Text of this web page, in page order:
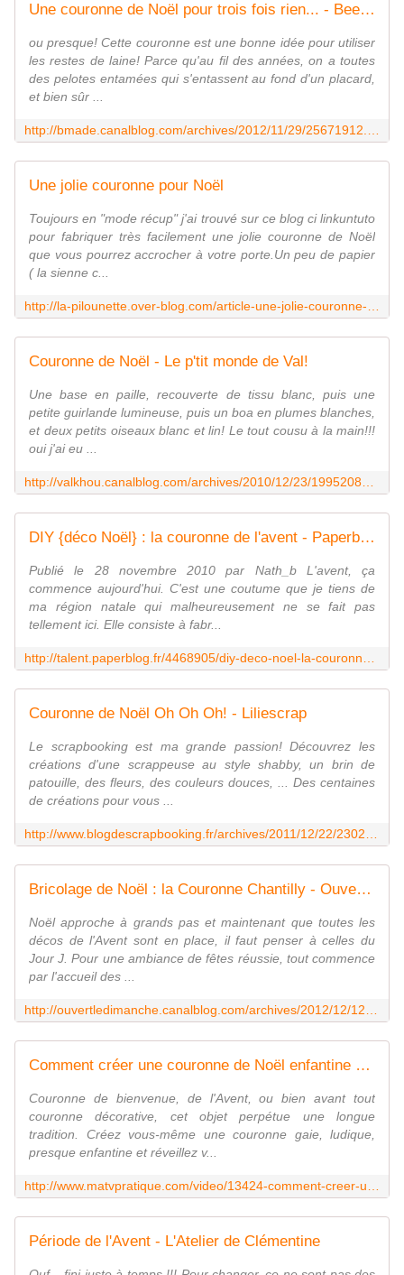
Une couronne de Noël pour trois fois rien... - Bee made
ou presque! Cette couronne est une bonne idée pour utiliser
les restes de laine! Parce qu'au fil des années, on a toutes
des pelotes entamées qui s'entassent au fond d'un placard,
et bien sûr ...
Une jolie couronne pour Noël
Toujours en "mode récup" j'ai trouvé sur ce blog ci linkuntuto
pour fabriquer très facilement une jolie couronne de Noël
que vous pourrez accrocher à votre porte.Un peu de papier
( la sienne c...
Couronne de Noël - Le p'tit monde de Val!
Une base en paille, recouverte de tissu blanc, puis une
petite guirlande lumineuse, puis un boa en plumes blanches,
et deux petits oiseaux blanc et lin! Le tout cousu à la main!!!
oui j'ai eu ...
DIY {déco Noël} : la couronne de l'avent - Paperblog
Publié le 28 novembre 2010 par Nath_b L'avent, ça
commence aujourd'hui. C'est une coutume que je tiens de
ma région natale qui malheureusement ne se fait pas
tellement ici. Elle consiste à fabr...
Couronne de Noël Oh Oh Oh! - Liliescrap
Le scrapbooking est ma grande passion! Découvrez les
créations d'une scrappeuse au style shabby, un brin de
patouille, des fleurs, des couleurs douces, ... Des centaines
de créations pour vous ...
Bricolage de Noël : la Couronne Chantilly - Ouvert le dimanche
Noël approche à grands pas et maintenant que toutes les
décos de l'Avent sont en place, il faut penser à celles du
Jour J. Pour une ambiance de fêtes réussie, tout commence
par l'accueil des ...
Comment créer une couronne de Noël enfantine ? - Déco - Maison - Jardin
Couronne de bienvenue, de l'Avent, ou bien avant tout
couronne décorative, cet objet perpétue une longue
tradition. Créez vous-même une couronne gaie, ludique,
presque enfantine et réveillez v...
Période de l'Avent - L'Atelier de Clémentine